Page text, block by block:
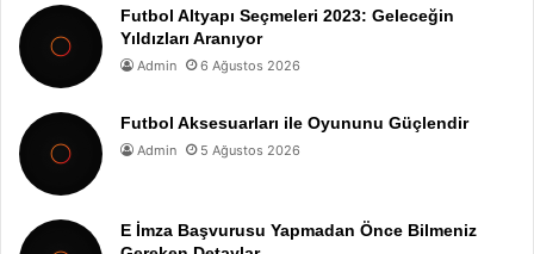
Futbol Altyapı Seçmeleri 2023: Geleceğin
Yıldızları Aranıyor
Admin 6 Ağustos 2026
Futbol Aksesuarları ile Oyununu Güçlendir
Admin 5 Ağustos 2026
E İmza Başvurusu Yapmadan Önce Bilmeniz